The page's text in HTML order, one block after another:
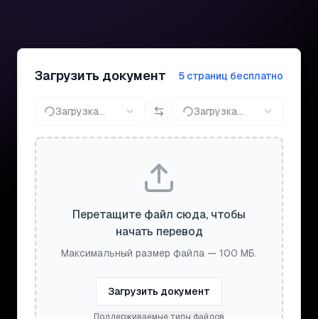
Загрузить документ 5 страниц бесплатно
Загрузка... Загрузка...
Перетащите файл сюда, чтобы
начать перевод
Максимальный размер файла — 100 МБ.
Загрузить документ